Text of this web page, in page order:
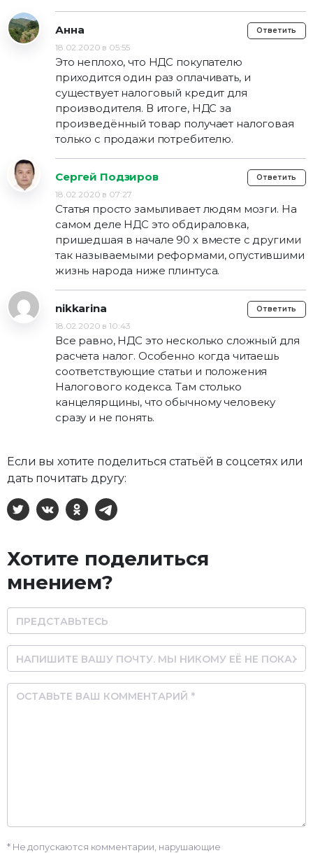
Анна Ответить
18.02.2020 в 05:55
Это неплохо, что НДС покупателю
приходится один раз оплачивать, и
существует налоговый кредит для
производителя. В итоге, НДС за
произведённый товар получает налоговая
только с продажи потребителю.
Сергей Подзиров Ответить
18.02.2020 в 07:27
Статья просто замыливает людям мозги. На
самом деле НДС это обдираловка,
пришедшая в начале 90 х вместе с другими
так называемыми реформами, опустившими
жизнь народа ниже плинтуса.
nikkarina Ответить
18.02.2020 в 10:43
Все равно, НДС это несколько сложный для
расчета налог. Особенно когда читаешь
соответствующие статьи и положения
Налогового кодекса. Там столько
канцелярщины, что обычному человеку
сразу и не понять.
Если вы хотите поделиться статьёй в соцсетях или
дать почитать другу:
X ВКонтактеОдноклассники
Telegram
Хотите поделиться
мнением?
Name
Email
Comment
* Не допускаются комментарии, нарушающие